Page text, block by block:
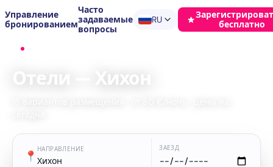
Управление
бронированием
Часто
задаваемые
вопросы
RU
бесплатно
Отели — Хихон
📍 НАПРАВЛЕНИЕ
Хихон
ЗАЕЗД